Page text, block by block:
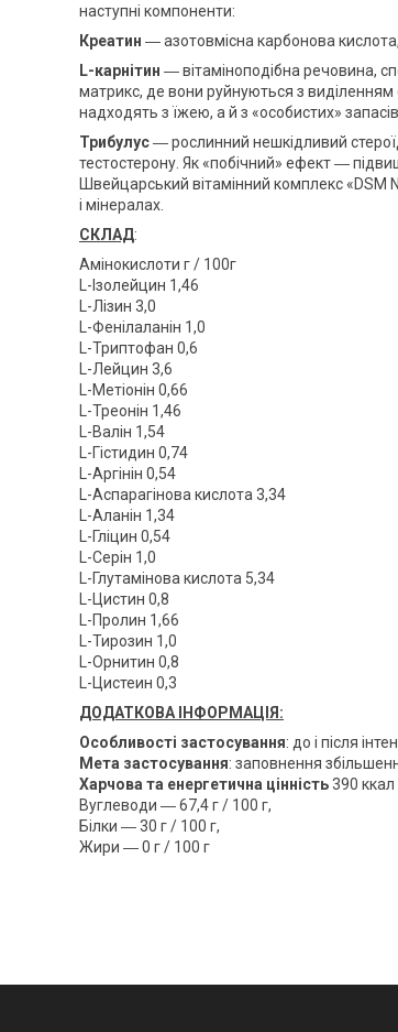
наступні компоненти:
Креатин ― азотовмісна карбонова
L-карнітин ― вітаміноподібна речовина,
матрикс, де вони руйнуються з виділенням
надходять з їжею, а й з «особистих» запасів
Трибулус― рослинний нешкідливий
тестостерону. Як «побічний» ефект ―
Швейцарський вітамінний комплекс «DSM
і мінералах.
СКЛАД:
Амінокислоти г / 100г
L-Ізолейцин 1,46
L-Лізин 3,0
L-Фенілаланін 1,0
L-Триптофан 0,6
L-Лейцин 3,6
L-Метіонін 0,66
L-Треонін 1,46
L-Валін 1,54
L-Гістидин 0,74
L-Аргінін 0,54
L-Аспарагінова кислота 3,34
L-Аланін 1,34
L-Гліцин 0,54
L-Серін 1,0
L-Глутамінова кислота 5,34
L-Цистин 0,8
L-Пролин 1,66
L-Тирозин 1,0
L-Орнитин 0,8
L-Цистеин 0,3
ДОДАТКОВА ІНФОРМАЦІЯ:
Особливості застосування: до і після
Мета застосування: заповнення
Харчова та енергетична цінність390 ккал
Вуглеводи ― 67,4 г / 100 г,
Білки ― 30 г / 100 г,
Жири ― 0 г / 100 г